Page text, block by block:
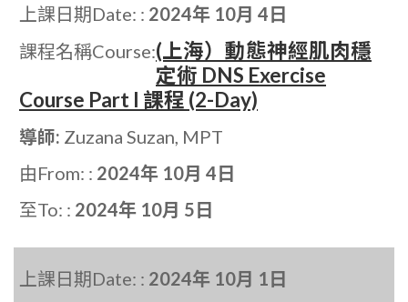
上課日期Date: : 2024年 10月 4日
課程名稱Course:(上海）動態神經肌肉穩
定術 DNS Exercise
Course Part I 課程 (2-Day)
導師: Zuzana Suzan, MPT
由From: : 2024年 10月 4日
至To: : 2024年 10月 5日
上課日期Date: : 2024年 10月 1日